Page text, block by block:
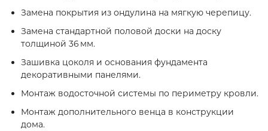
Замена покрытия из ондулина на мягкую черепицу.
Замена стандартной половой доски на доску
толщиной 36 мм.
Зашивка цоколя и основания фундамента
декоративными панелями.
Монтаж водосточной системы по периметру кровли.
Монтаж дополнительного венца в конструкции
дома.